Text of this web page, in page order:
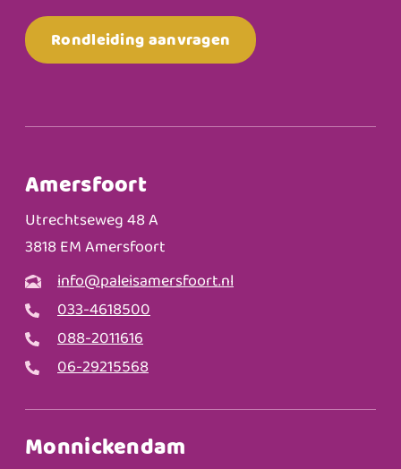
Rondleiding aanvragen
Amersfoort
Utrechtseweg 48 A
3818 EM Amersfoort
info@paleisamersfoort.nl
033-4618500
088-2011616
06-29215568
Monnickendam